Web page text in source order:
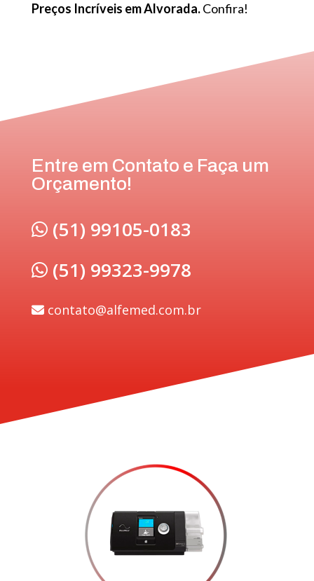
Preços Incríveis em Alvorada.Confira!
Entre em Contato e Faça um
Orçamento!
(51) 99105-0183
(51) 99323-9978
contato@alfemed.com.br